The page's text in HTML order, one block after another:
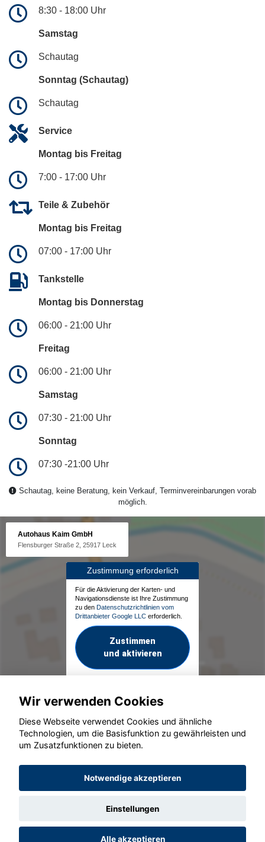
8:30 - 18:00 Uhr
Samstag
Schautag
Sonntag (Schautag)
Schautag
Service
Montag bis Freitag
7:00 - 17:00 Uhr
Teile & Zubehör
Montag bis Freitag
07:00 - 17:00 Uhr
Tankstelle
Montag bis Donnerstag
06:00 - 21:00 Uhr
Freitag
06:00 - 21:00 Uhr
Samstag
07:30 - 21:00 Uhr
Sonntag
07:30 -21:00 Uhr
Schautag, keine Beratung, kein Verkauf, Terminvereinbarungen vorab
möglich.
Autohaus Kaim GmbH
Flensburger Straße 2, 25917 Leck
Zustimmung erforderlich
Für die Aktivierung der Karten- und
Navigationsdienste ist Ihre Zustimmung
zu den Datenschutzrichtlinien vom
Drittanbieter Google LLC erforderlich.
Zustimmen
und aktivieren
© konjunkturmotor.de GmbH 2020 - 2026
Wir verwenden Cookies
Diese Webseite verwendet Cookies und ähnliche
Technologien, um die Basisfunktion zu gewährleisten und
um Zusatzfunktionen zu bieten.
Notwendige akzeptieren
Einstellungen
Alle akzeptieren